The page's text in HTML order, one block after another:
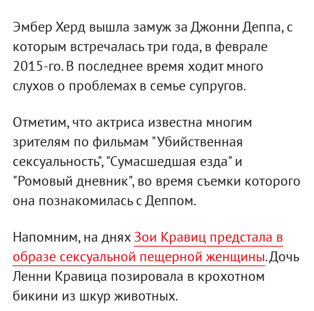
Эмбер Херд вышла замуж за Джонни Деппа, с
которым встречалась три года, в феврале
2015-го. В последнее время ходит много
слухов о проблемах в семье супругов.
Отметим, что актриса известна многим
зрителям по фильмам "Убийственная
сексуальность", "Сумасшедшая езда" и
"Ромовый дневник", во время съемки которого
она познакомилась с Деппом.
Напомним, на дняхЗои Кравиц предстала в
образе сексуальной пещерной женщины. Дочь
Ленни Кравица позировала в крохотном
бикини из шкур животных.